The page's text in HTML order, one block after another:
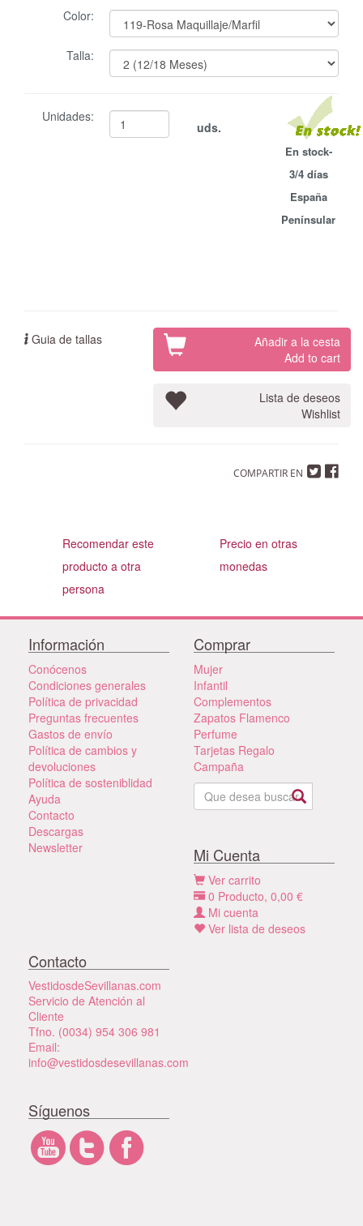
Color:
Talla:
Unidades:
uds.
En stock-
3/4 días
España
Penínsular
Guia de tallas
Añadir a la cesta
Add to cart
Lista de deseos
Wishlist
COMPARTIR EN
Recomendar este
producto a otra
persona
Precio en otras
monedas
Información
Conócenos
Condiciones generales
Política de privacidad
Preguntas frecuentes
Gastos de envío
Política de cambios y
devoluciones
Política de sosteniblidad
Ayuda
Contacto
Descargas
Newsletter
Comprar
Mujer
Infantil
Complementos
Zapatos Flamenco
Perfume
Tarjetas Regalo
Campaña
Mi Cuenta
Ver carrito
0 Producto, 0,00 €
Mi cuenta
Ver lista de deseos
Contacto
VestidosdeSevillanas.com
Servicio de Atención al
Cliente
Tfno. (0034) 954 306 981
Email:
info@vestidosdesevillanas.com
Síguenos